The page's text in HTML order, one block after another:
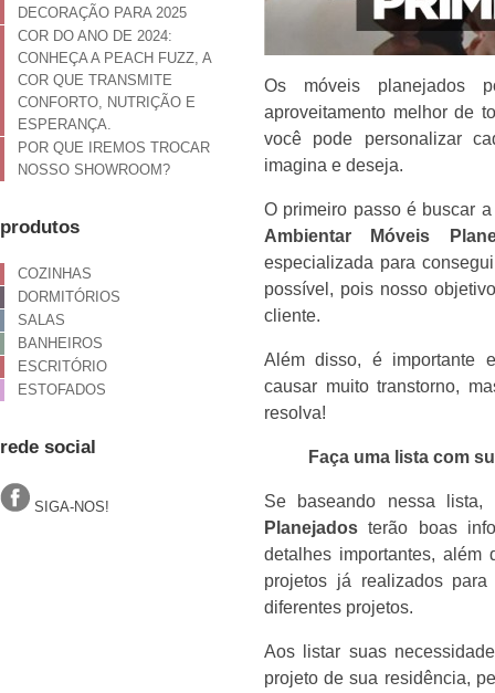
DECORAÇÃO PARA 2025
COR DO ANO DE 2024:
CONHEÇA A PEACH FUZZ, A
COR QUE TRANSMITE
CONFORTO, NUTRIÇÃO E
ESPERANÇA.
POR QUE IREMOS TROCAR
NOSSO SHOWROOM?
produtos
COZINHAS
DORMITÓRIOS
SALAS
BANHEIROS
ESCRITÓRIO
ESTOFADOS
rede social
SIGA-NOS!
Os móveis planejados
aproveitamento melhor de
você pode personalizar
imagina e deseja.
O primeiro passo é buscar
Ambientar Móveis
especializada para
possível, pois nosso
cliente.
Além disso, é importante
causar muito transtorno,
resolva!
Faça uma lista com
Se baseando nessa
Planejados terão boas
detalhes importantes, além
projetos já realizados
diferentes projetos.
Aos listar suas
projeto de sua residência,